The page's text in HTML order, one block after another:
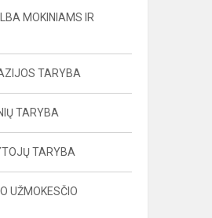
MOKINIAMS IR
TARYBA
TARYBA
TARYBA
UŽMOKESČIO